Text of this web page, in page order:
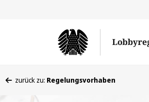
befinden
zurück zu: Regelungsvorhaben